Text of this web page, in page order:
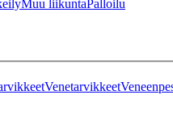
Muu liikuntaPalloilu
Venetarvikkeet